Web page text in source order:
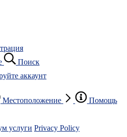
Поиск
аккаунт
Местоположение Помощь
услуги Privacy Policy